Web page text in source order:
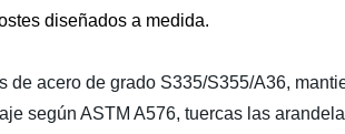
diseñados a medida.
de acero de grado S335/S355/A36,
según ASTM A576, tuercas las